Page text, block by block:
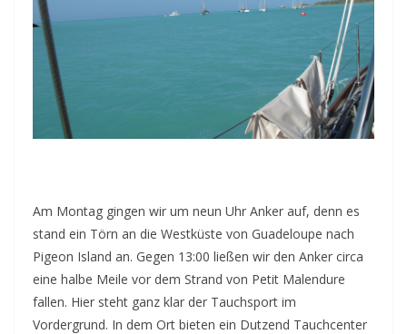
Am Montag gingen wir um neun Uhr Anker auf, denn es
stand ein Törn an die Westküste von Guadeloupe nach
Pigeon Island an. Gegen 13:00 ließen wir den Anker circa
eine halbe Meile vor dem Strand von Petit Malendure
fallen. Hier steht ganz klar der Tauchsport im
Vordergrund. In dem Ort bieten ein Dutzend Tauchcenter